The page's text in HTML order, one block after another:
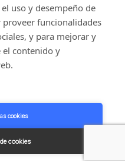
uso y desempeño de
funcionalidades
y para mejorar y
el contenido y
cookies
cookiesTerms